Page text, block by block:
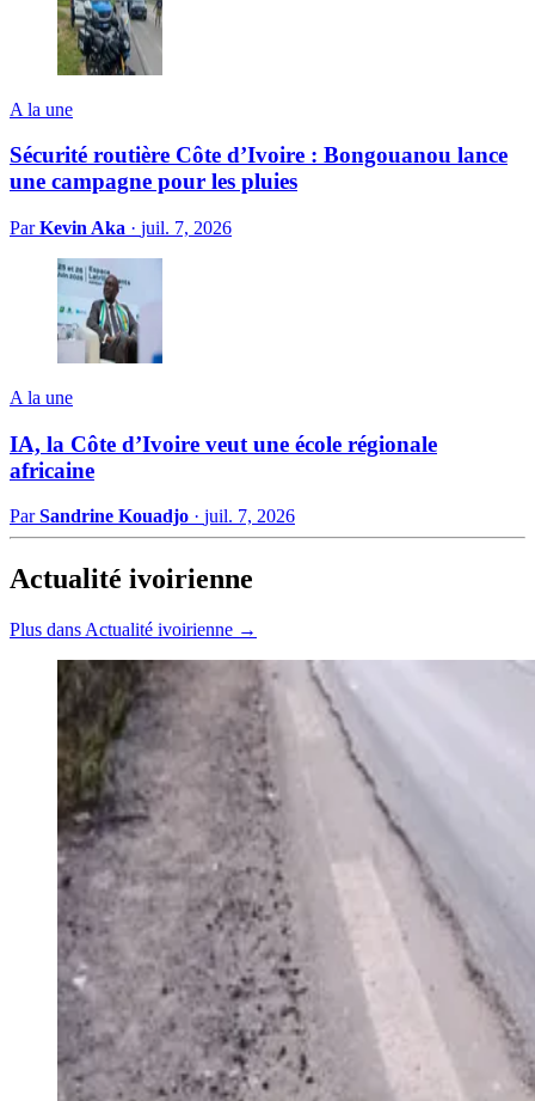
A la une
Sécurité routière Côte d’Ivoire : Bongouanou lance
une campagne pour les pluies
ParKevin Aka · juil. 7, 2026
A la une
IA, la Côte d’Ivoire veut une école régionale
africaine
ParSandrine Kouadjo · juil. 7, 2026
Actualité ivoirienne
Plus dans Actualité ivoirienne →